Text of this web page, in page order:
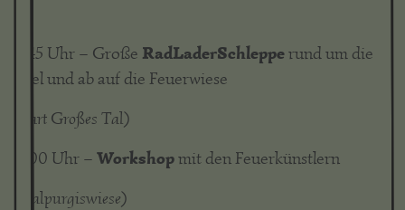
17:45 Uhr – Große RadLaderSchlepperund um die
Insel und ab auf die Feuerwiese
(Start Großes Tal)
18:00 Uhr – Workshopmit den Feuerkünstlern
(Walpurgiswiese)